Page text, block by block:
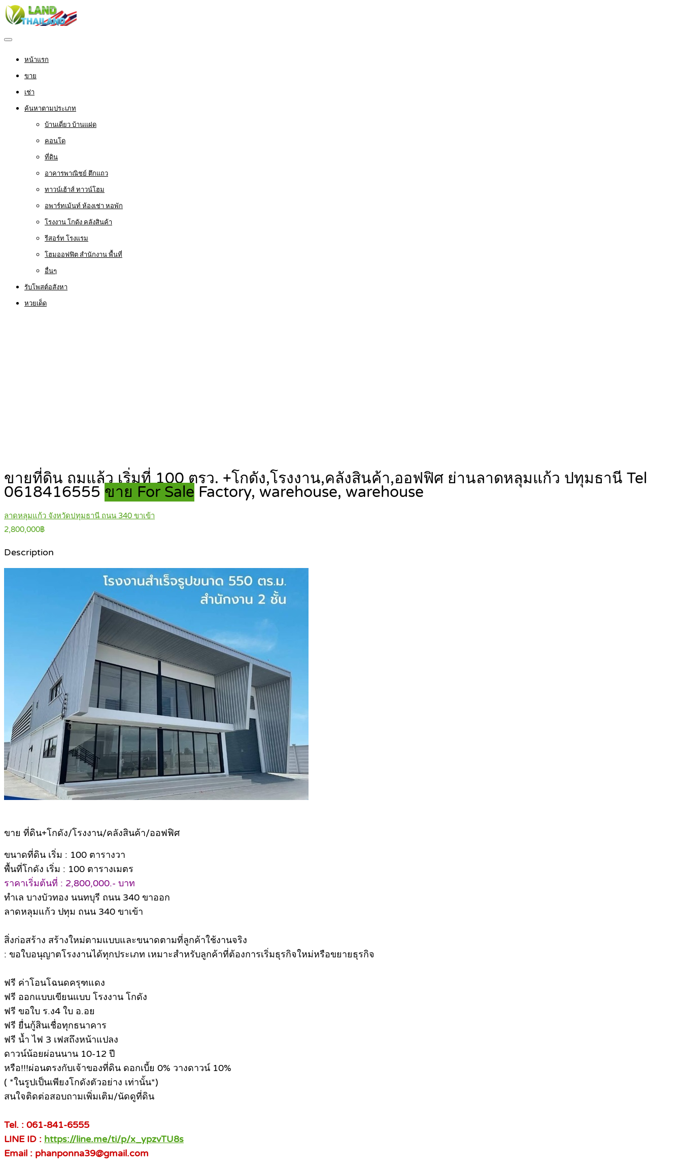
หน้าแรก
ขาย
เช่า
ค้นหาตามประเภท
บ้านเดี่ยว บ้านแฝด
คอนโด
ที่ดิน
อาคารพาณิชย์ ตึกแถว
ทาวน์เฮ้าส์ ทาวน์โฮม
อพาร์ทเม้นท์ ห้องเช่า หอพัก
โรงงาน โกดัง คลังสินค้า
รีสอร์ท โรงแรม
โฮมออฟฟิต สำนักงาน พื้นที่
อื่นๆ
รับโพสต์อสังหา
หวยเด็ด
ขายที่ดิน ถมแล้ว เริ่มที่ 100 ตรว. +โกดัง,โรงงาน,คลังสินค้า,ออฟฟิศ ย่านลาดหลุมแก้ว ปทุมธานี Tel
0618416555 ขาย For Sale Factory, warehouse, warehouse
ลาดหลุมแก้ว จังหวัดปทุมธานี ถนน 340 ขาเข้า
2,800,000฿
Description
ขาย ที่ดิน+โกดัง/โรงงาน/คลังสินค้า/ออฟฟิศ
ขนาดที่ดิน เริ่ม : 100 ตารางวา
พื้นที่โกดัง เริ่ม : 100 ตารางเมตร
ราคาเริ่มต้นที่ : 2,800,000.- บาท
ทำเล บางบัวทอง นนทบุรี ถนน 340 ขาออก
ลาดหลุมแก้ว ปทุม ถนน 340 ขาเข้า
สิ่งก่อสร้าง สร้างใหม่ตามแบบและขนาดตามที่ลูกค้าใช้งานจริง
: ขอใบอนุญาตโรงงานได้ทุกประเภท เหมาะสำหรับลูกค้าที่ต้องการเริ่มธุรกิจใหม่หรือขยายธุรกิจ
ฟรี ค่าโอนโฉนดครุฑแดง
ฟรี ออกแบบเขียนแบบ โรงงาน โกดัง
ฟรี ขอใบ ร.ง4 ใบ อ.อย
ฟรี ยื่นกู้สินเชื่อทุกธนาคาร
ฟรี น้ำ ไฟ 3 เฟสถึงหน้าแปลง
ดาวน์น้อยผ่อนนาน 10-12 ปี
หรือ!!!ผ่อนตรงกับเจ้าของที่ดิน ดอกเบี้ย 0% วางดาวน์ 10%
( *ในรูปเป็นเพียงโกดังตัวอย่าง เท่านั้น*)
สนใจติดต่อสอบถามเพิ่มเติม/นัดดูที่ดิน
Tel. : 061-841-6555
LINE ID : https://line.me/ti/p/x_ypzvTU8s
Email : phanponna39@gmail.com